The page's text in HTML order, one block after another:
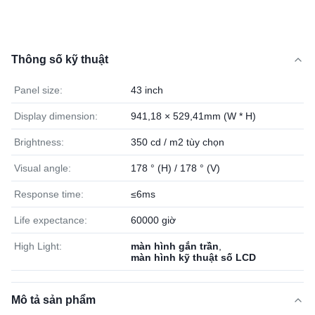
Thông số kỹ thuật
Panel size: 43 inch
Display dimension: 941,18 × 529,41mm (W * H)
Brightness: 350 cd / m2 tùy chọn
Visual angle: 178 ° (H) / 178 ° (V)
Response time: ≤6ms
Life expectance: 60000 giờ
High Light: màn hình gắn trần
màn hình kỹ thuật số LCD
Mô tả sản phẩm